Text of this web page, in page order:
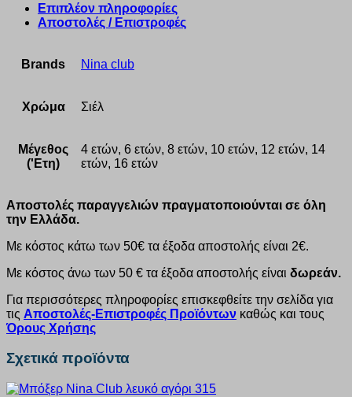
Επιπλέον πληροφορίες
Αποστολές / Επιστροφές
Brands Nina club
Χρώμα Σιέλ
Μέγεθος
('Ετη)
4 ετών, 6 ετών, 8 ετών, 10 ετών, 12 ετών, 14
ετών, 16 ετών
Αποστολές παραγγελιών πραγματοποιούνται σε όλη
την Ελλάδα.
Με κόστος κάτω των 50€ τα έξοδα αποστολής είναι 2€.
Με κόστος άνω των 50 € τα έξοδα αποστολής είναι δωρεάν.
Για περισσότερες πληροφορίες επισκεφθείτε την σελίδα για
τις Αποστολές-Επιστροφές Προϊόντων καθώς και τους
Όρους Χρήσης
Σχετικά προϊόντα